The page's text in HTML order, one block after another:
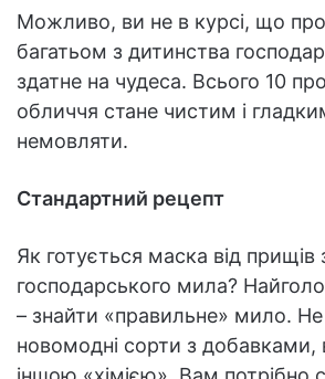
Можливо, ви не в курсі, що
багатьом з дитинства
здатне на чудеса. Всього 10
обличчя стане чистим і
немовляти.
Стандартний рецепт
Як готується маска від прищів
господарського мила?
– знайти «правильне» мило. Не
новомодні сорти з добавками,